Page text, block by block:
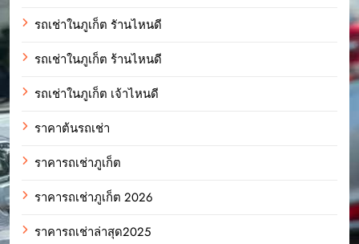
รถเช่าในภูเก็ต รัานไหนดี
รถเช่าในภูเก็ต ร้านไหนดี
รถเช่าในภูเก็ต เจ้าไหนดี
ราคาต้นรถเช่า
ราคารถเช่าภูเก็ต
ราคารถเช่าภูเก็ต 2026
ราคารถเช่าล่าสุด2025